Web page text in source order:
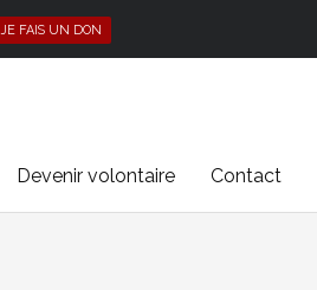
JE FAIS UN DON
Devenir volontaire Contact